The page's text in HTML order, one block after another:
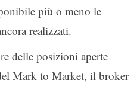
più o meno le
realizzati.
delle posizioni aperte
Mark to Market, il broker